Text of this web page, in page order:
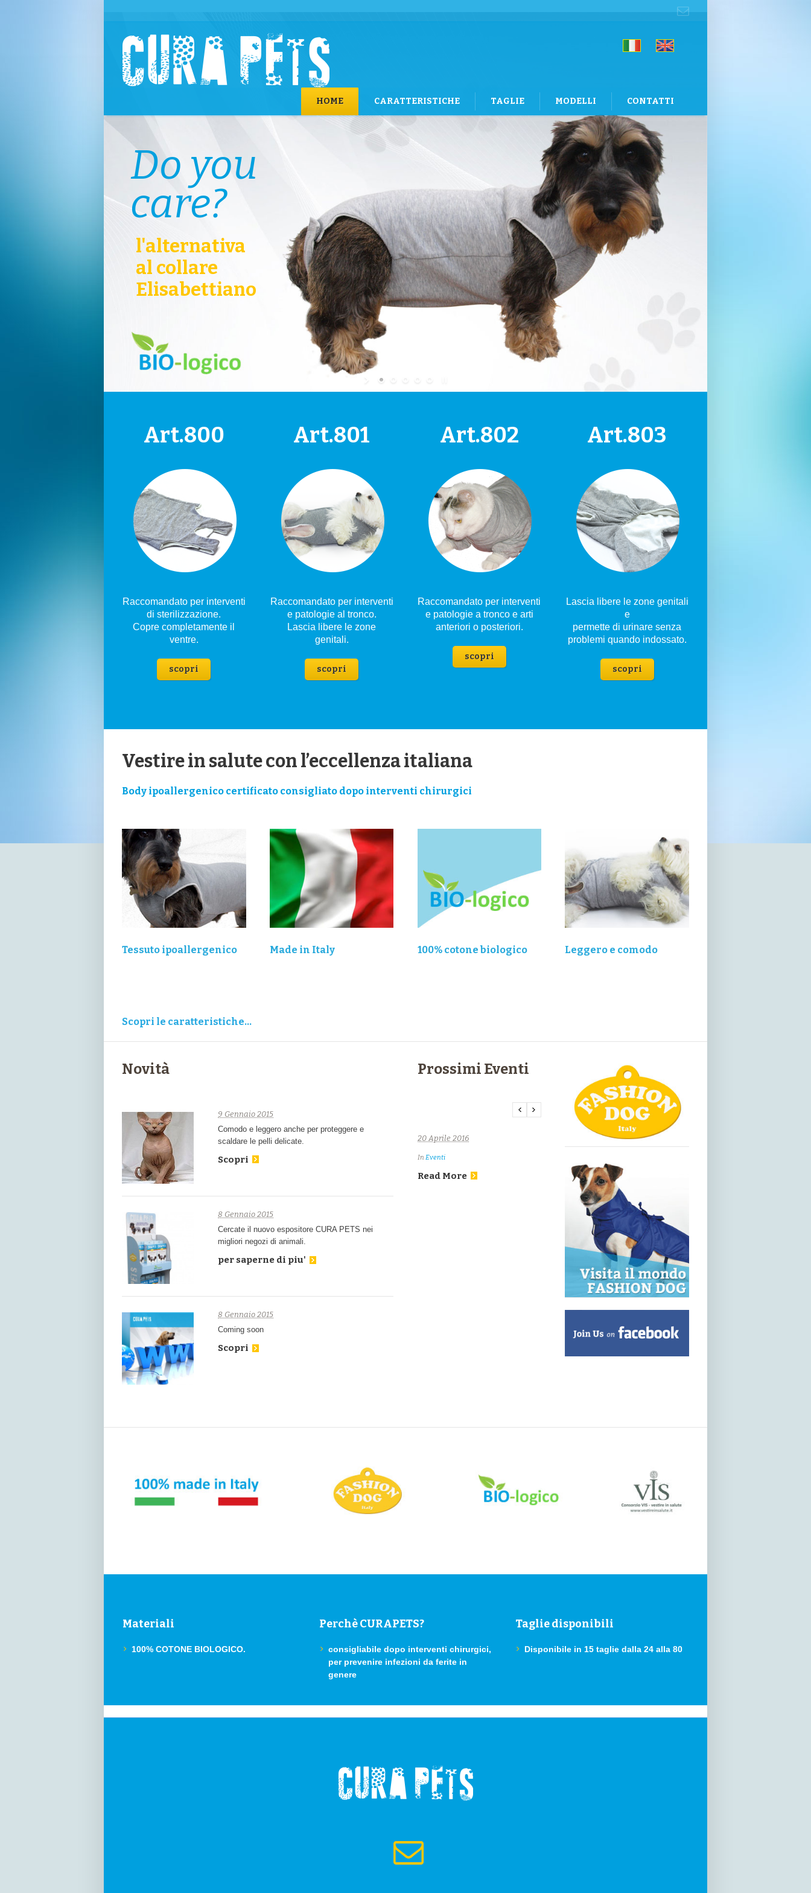
HOME CARATTERISTICHE TAGLIE MODELLI CONTATTI
l'alternativa
al collare
Elisabettiano
Do you
care?
Art.800
Raccomandato per interventi
di sterilizzazione.
Copre completamente il
ventre.
scopri
Art.801
Raccomandato per interventi
e patologie al tronco.
Lascia libere le zone
genitali.
scopri
Art.802
Raccomandato per interventi
e patologie a tronco e arti
anteriori o posteriori.
scopri
Art.803
Lascia libere le zone genitali
e
permette di urinare senza
problemi quando indossato.
scopri
Vestire in salute con l’eccellenza italiana
Body ipoallergenico certificato consigliato dopo interventi chirurgici
Tessuto ipoallergenico Made in Italy 100% cotone biologico Leggero e comodo
Scopri le caratteristiche…
Novità
9 Gennaio 2015
Comodo e leggero anche per proteggere e
scaldare le pelli delicate.
Scopri
8 Gennaio 2015
Cercate il nuovo espositore CURA PETS nei
migliori negozi di animali.
per saperne di piu'
8 Gennaio 2015
Coming soon
Scopri
Prossimi Eventi
20 Aprile 2016
In Eventi
Read More
1 Aprile 2015
www.zoomark.it
Eventi
Materiali
100% COTONE BIOLOGICO.
Perchè CURAPETS?
consigliabile dopo interventi chirurgici,
per prevenire infezioni da ferite in
genere
Taglie disponibili
Disponibile in 15 taglie dalla 24 alla 80